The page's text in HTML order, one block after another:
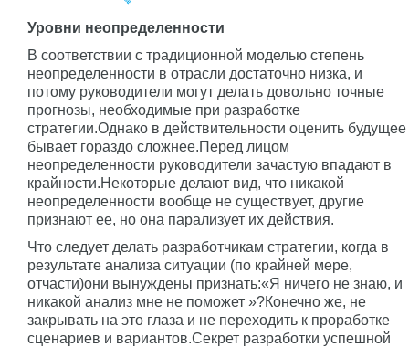
Уровни неопределенности
В соответствии с традиционной моделью степень
неопределенности в отрасли достаточно низка, и
потому руководители могут делать довольно точные
прогнозы, необходимые при разработке
стратегии.Однако в действительности оценить будущее
бывает гораздо сложнее.Перед лицом
неопределенности руководители зачастую впадают в
крайности.Некоторые делают вид, что никакой
неопределенности вообще не существует, другие
признают ее, но она парализует их действия.
Что следует делать разработчикам стратегии, когда в
результате анализа ситуации (по крайней мере,
отчасти)они вынуждены признать:«Я ничего не знаю, и
никакой анализ мне не поможет »?Конечно же, не
закрывать на это глаза и не переходить к проработке
сценариев и вариантов.Секрет разработки успешной